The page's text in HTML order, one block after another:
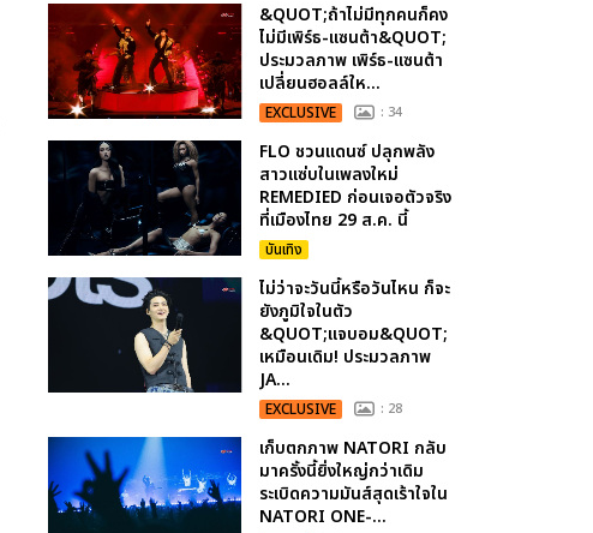
&QUOT;ถ้าไม่มีทุกคนก็คง
ไม่มีเพิร์ธ-แซนต้า&QUOT;
ประมวลภาพ เพิร์ธ-แซนต้า
เปลี่ยนฮอลล์ให...
EXCLUSIVE : 34
FLO ชวนแดนซ์ ปลุกพลัง
สาวแซ่บในเพลงใหม่
REMEDIED ก่อนเจอตัวจริง
ที่เมืองไทย 29 ส.ค. นี้
บันเทิง
ไม่ว่าจะวันนี้หรือวันไหน ก็จะ
ยังภูมิใจในตัว
&QUOT;แจบอม&QUOT;
เหมือนเดิม! ประมวลภาพ
JA...
EXCLUSIVE : 28
เก็บตกภาพ NATORI กลับ
มาครั้งนี้ยิ่งใหญ่กว่าเดิม
ระเบิดความมันส์สุดเร้าใจใน
NATORI ONE-...